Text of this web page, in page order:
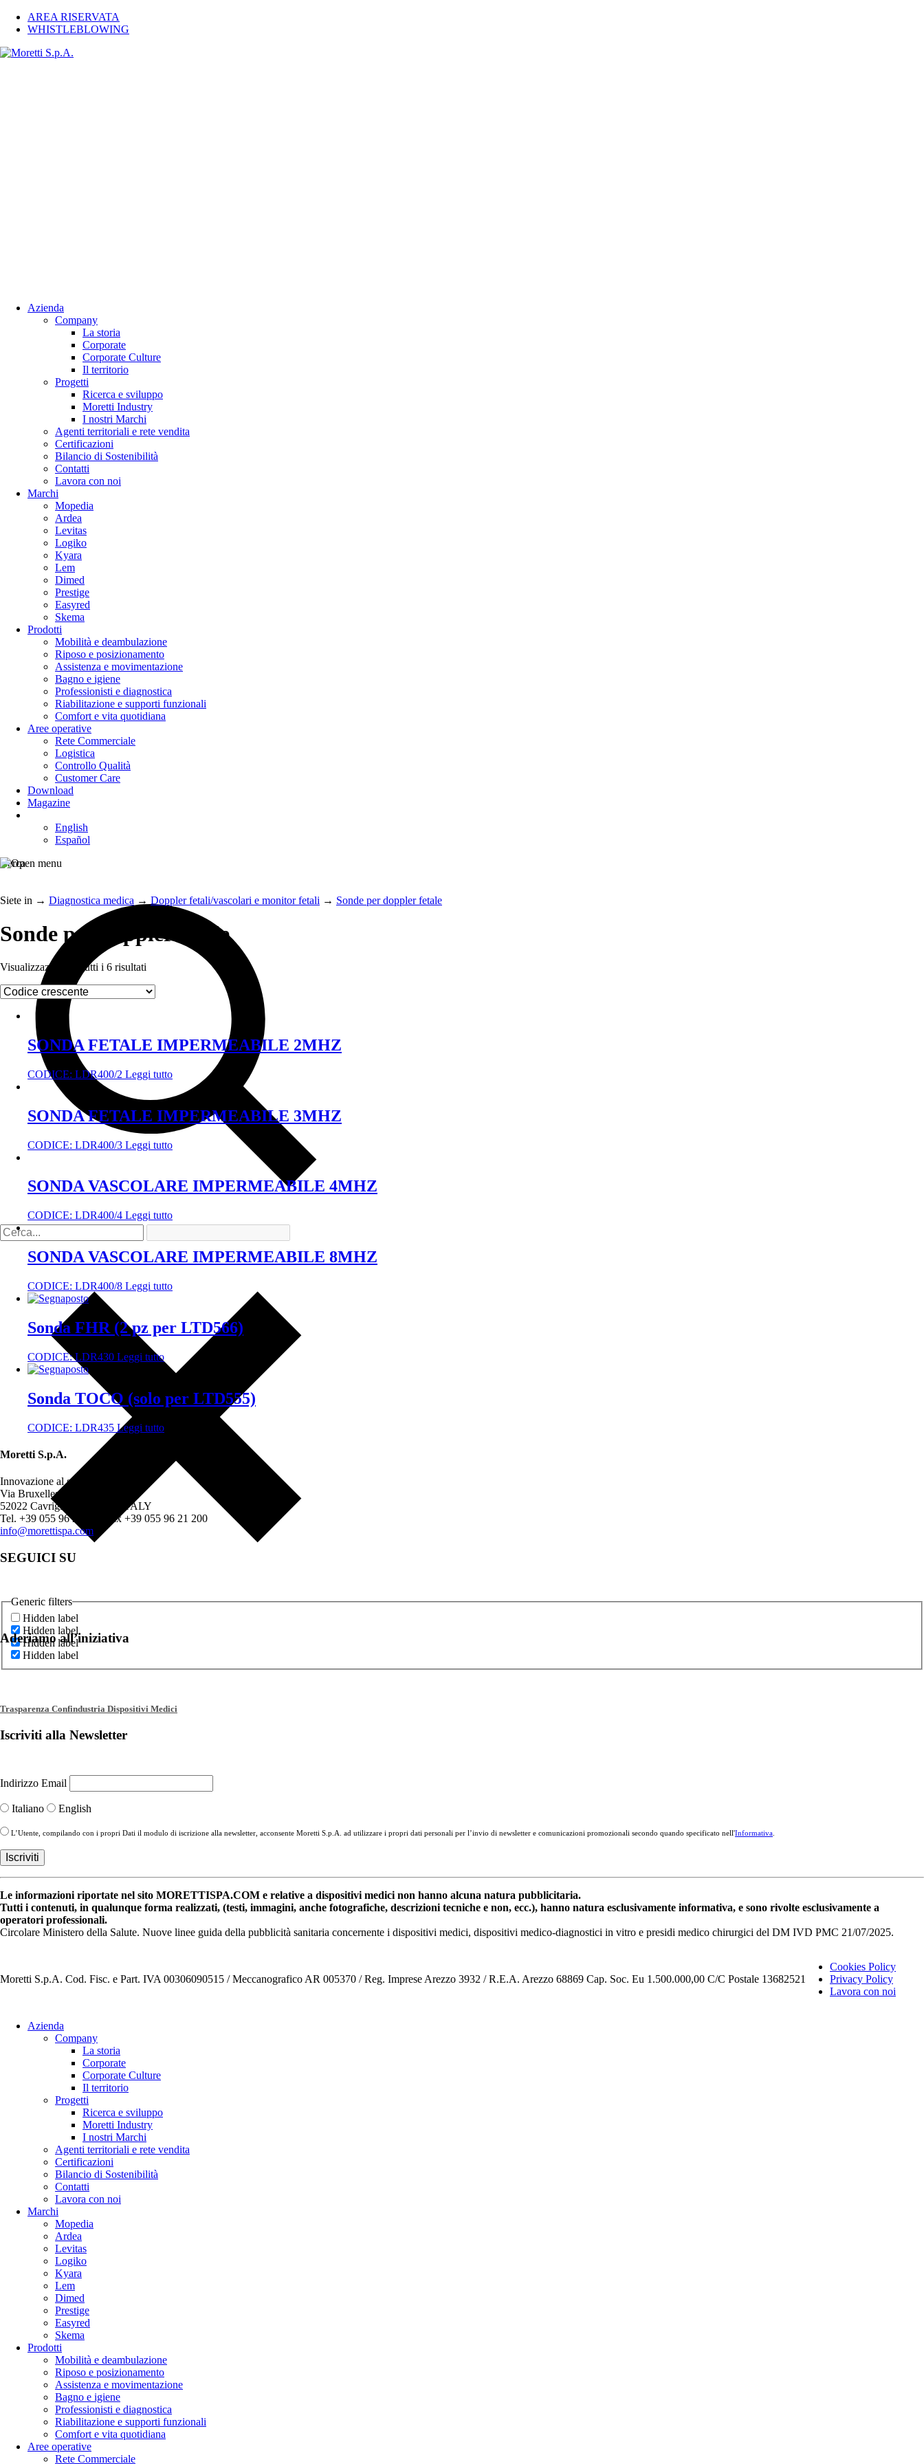
AREA RISERVATA
WHISTLEBLOWING
Azienda
Company
La storia
Corporate
Corporate Culture
Il territorio
Progetti
Ricerca e sviluppo
Moretti Industry
I nostri Marchi
Agenti territoriali e rete vendita
Certificazioni
Bilancio di Sostenibilità
Contatti
Lavora con noi
Marchi
Mopedia
Ardea
Levitas
Logiko
Kyara
Lem
Dimed
Prestige
Easyred
Skema
Prodotti
Mobilità e deambulazione
Riposo e posizionamento
Assistenza e movimentazione
Bagno e igiene
Professionisti e diagnostica
Riabilitazione e supporti funzionali
Comfort e vita quotidiana
Aree operative
Rete Commerciale
Logistica
Controllo Qualità
Customer Care
Download
Magazine
English
Español
Cerca
Generic filters
Hidden label
Hidden label
Hidden label
Hidden label
Siete in → Diagnostica medica → Doppler fetali/vascolari e monitor fetali → Sonde per doppler fetale
Sonde per doppler fetale
Visualizzazione di tutti i 6 risultati
SONDA FETALE IMPERMEABILE 2MHZ
CODICE: LDR400/2 Leggi tutto
SONDA FETALE IMPERMEABILE 3MHZ
CODICE: LDR400/3 Leggi tutto
SONDA VASCOLARE IMPERMEABILE 4MHZ
CODICE: LDR400/4 Leggi tutto
SONDA VASCOLARE IMPERMEABILE 8MHZ
CODICE: LDR400/8 Leggi tutto
Sonda FHR (2 pz per LTD566)
CODICE:LDR430 Leggi tutto
Sonda TOCO (solo per LTD555)
CODICE: LDR435 Leggi tutto
Moretti S.p.A.
Innovazione al servizio del cliente
Via Bruxelles 3 - Meleto
52022 Cavriglia (Arezzo) - ITALY
Tel. +39 055 96 21 11 - Fax +39 055 96 21 200
info@morettispa.com
SEGUICI SU
Aderiamo all’iniziativa
Trasparenza Confindustria Dispositivi Medici
Iscriviti alla Newsletter
Indirizzo Email
Italiano English
L’Utente, compilando con i propri Dati il modulo di iscrizione alla newsletter, acconsente Moretti S.p.A. ad utilizzare i propri dati personali per l’invio di newsletter e comunicazioni promozionali secondo quando specificato nell'Informativa.
Le informazioni riportate nel sito MORETTISPA.COM e relative a dispositivi medici non hanno alcuna natura pubblicitaria.
Tutti i contenuti, in qualunque forma realizzati, (testi, immagini, anche fotografiche, descrizioni tecniche e non, ecc.), hanno natura esclusivamente informativa, e sono rivolte esclusivamente a
operatori professionali.
Circolare Ministero della Salute. Nuove linee guida della pubblicità sanitaria concernente i dispositivi medici, dispositivi medico-diagnostici in vitro e presidi medico chirurgici del DM IVD PMC 21/07/2025.
Moretti S.p.A. Cod. Fisc. e Part. IVA 00306090515 / Meccanografico AR 005370 / Reg. Imprese Arezzo 3932 / R.E.A. Arezzo 68869 Cap. Soc. Eu 1.500.000,00 C/C Postale 13682521
Cookies Policy
Privacy Policy
Lavora con noi
Azienda
Company
La storia
Corporate
Corporate Culture
Il territorio
Progetti
Ricerca e sviluppo
Moretti Industry
I nostri Marchi
Agenti territoriali e rete vendita
Certificazioni
Bilancio di Sostenibilità
Contatti
Lavora con noi
Marchi
Mopedia
Ardea
Levitas
Logiko
Kyara
Lem
Dimed
Prestige
Easyred
Skema
Prodotti
Mobilità e deambulazione
Riposo e posizionamento
Assistenza e movimentazione
Bagno e igiene
Professionisti e diagnostica
Riabilitazione e supporti funzionali
Comfort e vita quotidiana
Aree operative
Rete Commerciale